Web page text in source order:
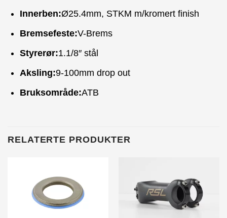
Innerben:Ø25.4mm, STKM m/kromert finish
Bremsefeste:V-Brems
Styrerør:1.1/8″ stål
Aksling:9-100mm drop out
Bruksområde:ATB
RELATERTE PRODUKTER